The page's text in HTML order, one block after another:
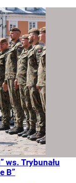
ws. Trybunału
B”